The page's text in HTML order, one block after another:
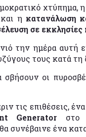
χτύπημα, η
η κατανάλωση
σε
την ημέρα αυτή
τους κατά τη
σβήσουν οι
τις επιθέσεις,
Generator στο
συνέβαινε ένα